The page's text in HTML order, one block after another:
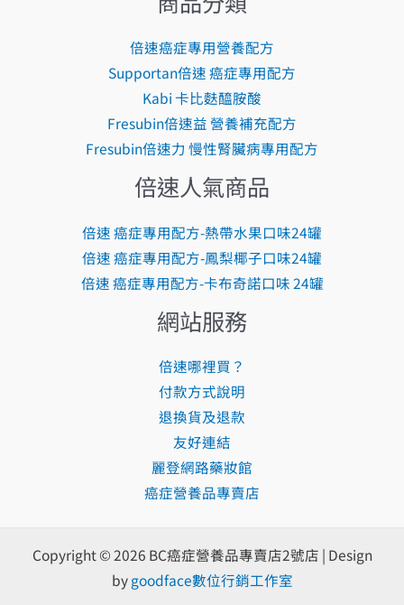
倍速癌症專用營養配方
Supportan倍速 癌症專用配方
Kabi 卡比麩醯胺酸
Fresubin倍速益 營養補充配方
Fresubin倍速力 慢性腎臟病專用配方
倍速人氣商品
倍速 癌症專用配方-熱帶水果口味24罐
倍速 癌症專用配方-鳳梨椰子口味24罐
倍速 癌症專用配方-卡布奇諾口味 24罐
網站服務
倍速哪裡買？
付款方式說明
退換貨及退款
友好連結
麗登網路藥妝館
癌症營養品專賣店
Copyright © 2026 BC癌症營養品專賣店2號店 | Design
bygoodface數位行銷工作室